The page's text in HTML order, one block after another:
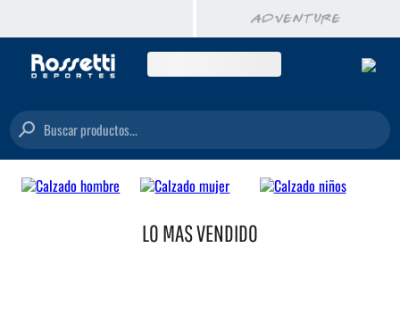
Buscar productos...
LO MAS VENDIDO